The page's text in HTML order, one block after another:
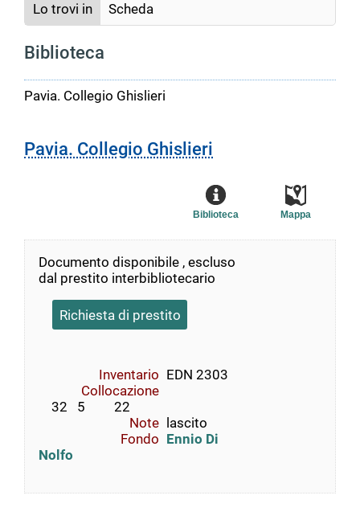
Lo trovi in Scheda
Biblioteca
Pavia. Collegio Ghislieri
Pavia. Collegio Ghislieri
Mappa
Biblioteca
Documento disponibile , escluso
dal prestito interbibliotecario
Richiesta di prestito
Inventario EDN 2303
Collocazione
    32   5         22
Note lascito
Fondo Ennio Di
Nolfo